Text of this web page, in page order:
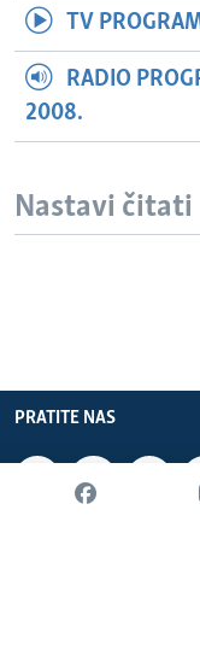
TV
RADIO
2008.
Nastavi čitati
PRATITE NAS